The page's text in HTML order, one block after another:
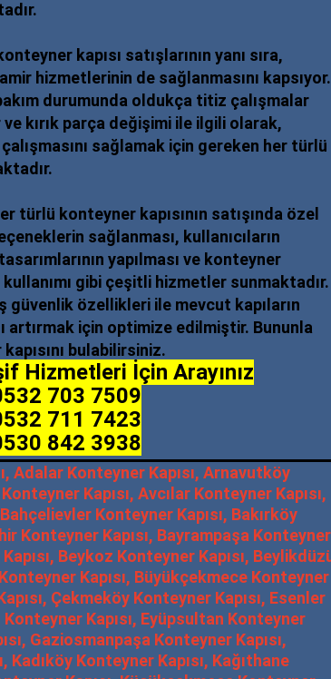
kapısı satışlarının yanı sıra,
hizmetlerinin de sağlanmasını kapsıyor.
durumunda oldukça titiz çalışmalar
kırık parça değişimi ile ilgili olarak,
sağlamak için gereken her türlü
türlü konteyner kapısının satışında özel
sağlanması, kullanıcıların
yapılması ve konteyner
kullanımı gibi çeşitli hizmetler sunmaktadır.
güvenlik özellikleri ile mevcut kapıların
artırmak için optimize edilmiştir. Bununla
bulabilirsiniz.
Hizmetleri İçin Arayınız
703 7509
711 7423
842 3938
"yangın merdiveni